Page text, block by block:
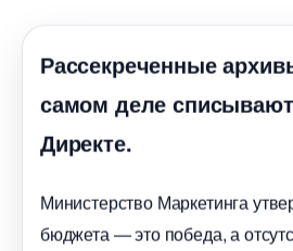
Рассекреченные
самом деле
Директе.
Министерство Маркетинга
юджета — это победа, а